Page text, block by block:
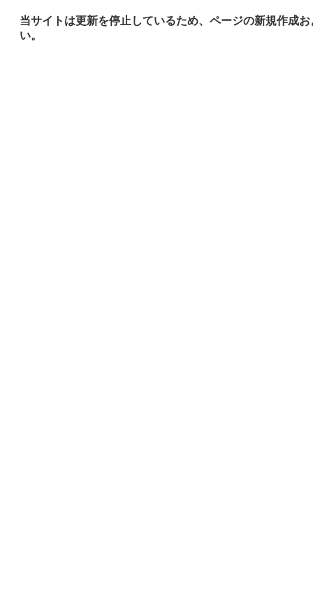
当サイトは更新を停止しているため、ページの新規作成
い。